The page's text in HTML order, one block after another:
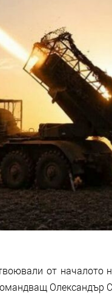
от началото
Олександър